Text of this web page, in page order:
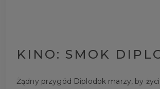
KINO: SMOK
Żądny przygód Diplodok marzy, by